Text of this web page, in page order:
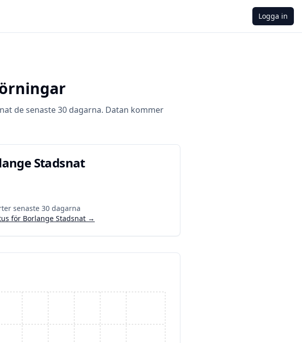
Logga in
de senaste 30 dagarna. Datan kommer
Stadsnat
senaste 30 dagarna
för Borlange Stadsnat →